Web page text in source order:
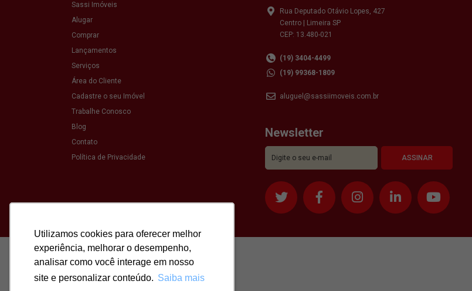
Utilizamos cookies para oferecer melhor
experiência, melhorar o desempenho,
analisar como você interage em nosso
site e personalizar conteúdo. Saiba mais
Utilizamos cookies para oferecer melhor
experiência, melhorar o desempenho,
analisar como você interage em nosso
site e personalizar conteúdo. Saiba mais
Sassi Imóveis
Alugar
Comprar
Lançamentos
Serviços
Área do Cliente
Cadastre o seu Imóvel
Trabalhe Conosco
Blog
Contato
Política de Privacidade
Rua Deputado Otávio Lopes, 427
Centro | Limeira SP
CEP: 13.480-021
(19) 3404-4499
(19) 99368-1809
aluguel@sassiimoveis.com.br
Newsletter